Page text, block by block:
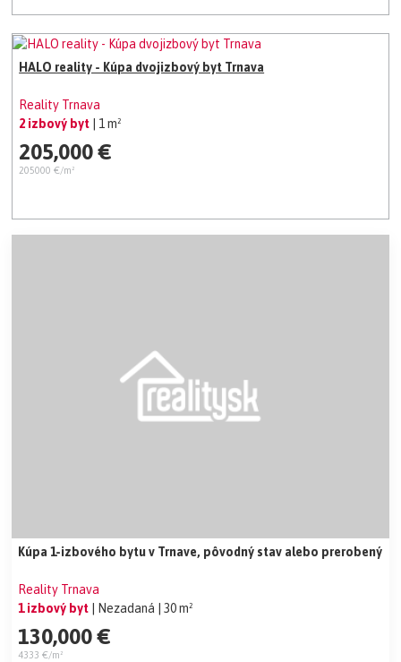
HALO reality - Kúpa dvojizbový byt Trnava
Reality Trnava
2 izbový byt
| 1 m²
205,000 €
205000 €/m²
Kúpa 1-izbového bytu v Trnave, pôvodný stav alebo prerobený
Reality Trnava
1 izbový byt
| Nezadaná | 30 m²
130,000 €
4333 €/m²